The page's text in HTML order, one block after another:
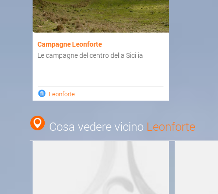
Campagne Leonforte
Le campagne del centro della Sicilia
Leonforte
Cosa vedere vicino Leonforte